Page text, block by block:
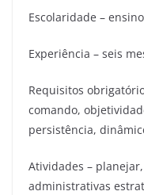
Escolaridade –
Experiência – seis
Requisitos
comando,
persistência,
Atividades –
administrativas